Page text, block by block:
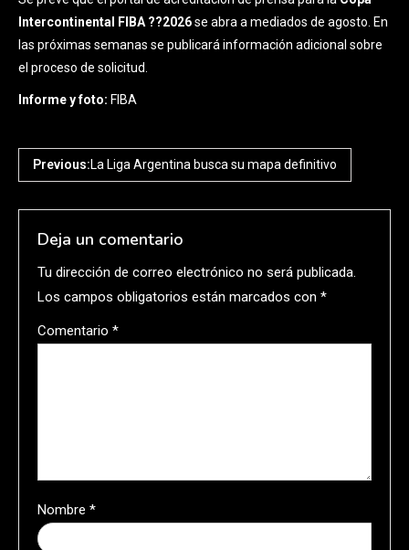
Intercontinental FIBA ??2026se abra a mediados de agosto. En
las próximas semanas se publicará información adicional sobre
el proceso de solicitud.
Informe y foto: FIBA
Previous:La Liga Argentina busca su mapa definitivo
Deja un comentario
Tu dirección de correo electrónico no será publicada.
Los campos obligatorios están marcados con *
Comentario *
Nombre *